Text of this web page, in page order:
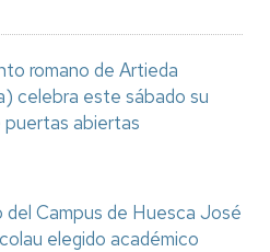
romano de Artieda
celebra este sábado su
puertas abiertas
del Campus de Huesca José
elegido académico